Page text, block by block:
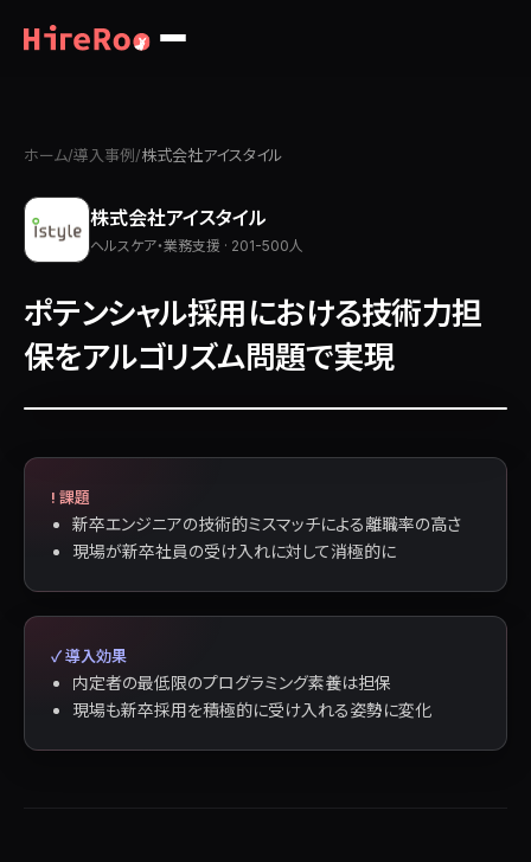
ホーム/導入事例 /株式会社アイスタイル
株式会社アイスタイル
ヘルスケア・業務支援 · 201-500人
ポテンシャル採用における技術力担
保をアルゴリズム問題で実現
! 課題
新卒エンジニアの技術的ミスマッチによる離職率の高さ
現場が新卒社員の受け入れに対して消極的に
✓ 導入効果
内定者の最低限のプログラミング素養は担保
現場も新卒採用を積極的に受け入れる姿勢に変化